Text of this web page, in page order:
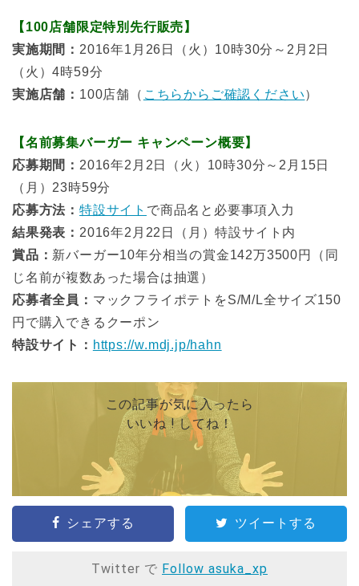
【100店舗限定特別先行販売】
実施期間： 2016年1月26日（火）10時30分～2月2日
（火）4時59分
実施店舗： 100店舗（ こちらからご確認ください）
【名前募集バーガー キャンペーン概要】
応募期間： 2016年2月2日（火）10時30分～2月15日
（月）23時59分
応募方法： 特設サイト で商品名と必要事項入力
結果発表： 2016年2月22日（月）特設サイト内
賞品： 新バーガー10年分相当の賞金142万3500円（同
じ名前が複数あった場合は抽選）
応募者全員： マックフライポテトをS/M/L全サイズ150
円で購入できるクーポン
特設サイト： https://w.mdj.jp/hahn
この記事が気に入ったら
いいね ! してね！
シェアする ツイートする
Twitter で Follow asuka_xp